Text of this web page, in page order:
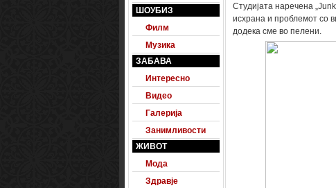
ШОУБИЗ
Филм
Музика
ЗАБАВА
Интересно
Видео
Галерија
Занимливости
ЖИВОТ
Мода
Здравје
Студијата наречена
исхрана и проблемот со
додека сме во пелени.